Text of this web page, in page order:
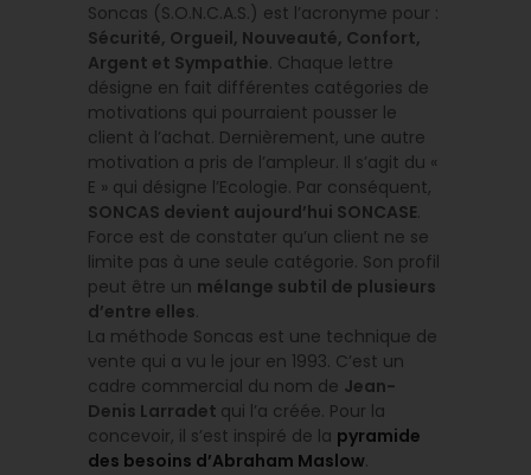
Soncas (S.O.N.C.A.S.) est l’acronyme pour :
Sécurité, Orgueil, Nouveauté, Confort,
Argent et Sympathie. Chaque lettre
désigne en fait différentes catégories de
motivations qui pourraient pousser le
client à l’achat. Dernièrement, une autre
motivation a pris de l’ampleur. Il s’agit du «
E » qui désigne l’Ecologie. Par conséquent,
SONCAS devient aujourd’hui SONCASE.
Force est de constater qu’un client ne se
limite pas à une seule catégorie. Son profil
peut être un mélange subtil de plusieurs
d’entre elles.
La méthode Soncas est une technique de
vente qui a vu le jour en 1993. C’est un
cadre commercial du nom de Jean-
Denis Larradet qui l’a créée. Pour la
concevoir, il s’est inspiré de la pyramide
des besoins d’Abraham Maslow.